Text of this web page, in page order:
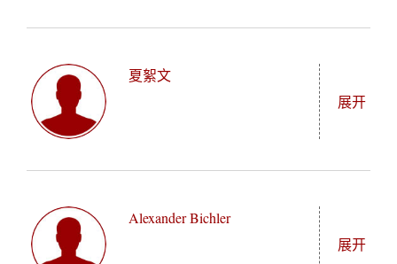
习一学期并在台北参加普通话强化学习，由此对中欧
经济关系产生浓厚兴趣。在燕京学堂，他的专业方向
是经济与管理，有志于利用自己的金融背景，从结构
日益分裂的全球经济中，培育欧中企业间可持续的韧
性合作。
"/_mediafile/asc/20260611140345/student/image/"
习，随后在法国间隔年期间，渐渐确立了终极热忱：
在平凡的面试中，挖掘不凡的人文故事。22岁那年，
她成为了牛津饮食人类学研讨会史上最年轻的演讲者
年的赴华旅游产品。 熹桥已在25岁前游历过50个国
家，为《米其林指南》及《南华早报》等撰写深度特
"/_mediafile/asc/20260611140345/student/image/"
夏絮文
展开
专业，并以最高荣誉获得学士学位。本科期间，她曾
在北京大学与台湾政治大学进行强化中文学习，并参
Alexander Bichler
展开